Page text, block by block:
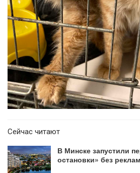
Сейчас читают
В Минске запустили
остановки» без